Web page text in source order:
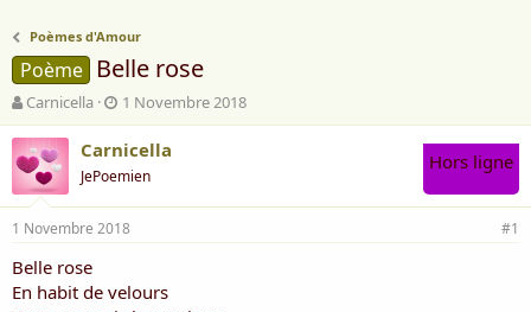
Poèmes d'Amour
Poème Belle rose
A
u
t
e
u
r
d
e
l
a
Carnicella
D
a
t
d
e
d
é
u
1 Novembre 2018
Carnicella
JePoemien
Hors ligne
1 Novembre 2018 #1
Belle rose
En habit de velours